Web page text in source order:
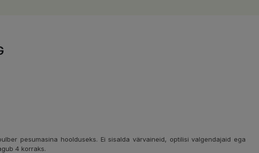
pesumasina hoolduseks. Ei sisalda värvaineid, optilisi valgendajaid ega
4 korraks.